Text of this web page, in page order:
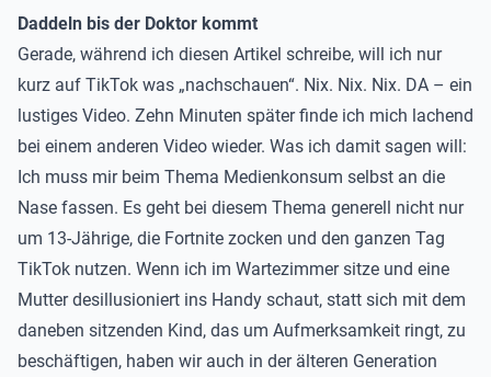
Daddeln bis der Doktor kommt
Gerade, während ich diesen Artikel schreibe, will ich nur
kurz auf TikTok was „nachschauen“. Nix. Nix. Nix. DA – ein
lustiges Video. Zehn Minuten später finde ich mich lachend
bei einem anderen Video wieder. Was ich damit sagen will:
Ich muss mir beim Thema Medienkonsum selbst an die
Nase fassen. Es geht bei diesem Thema generell nicht nur
um 13-Jährige, die Fortnite zocken und den ganzen Tag
TikTok nutzen. Wenn ich im Wartezimmer sitze und eine
Mutter desillusioniert ins Handy schaut, statt sich mit dem
daneben sitzenden Kind, das um Aufmerksamkeit ringt, zu
beschäftigen, haben wir auch in der älteren Generation